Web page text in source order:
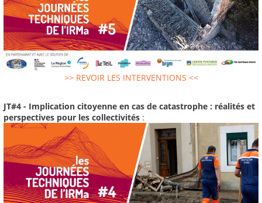
>> REVOIR LES INTERVENTIONS <<
JT#4 - Implication citoyenne en cas de catastrophe : réalités et
perspectives pour les collectivités :